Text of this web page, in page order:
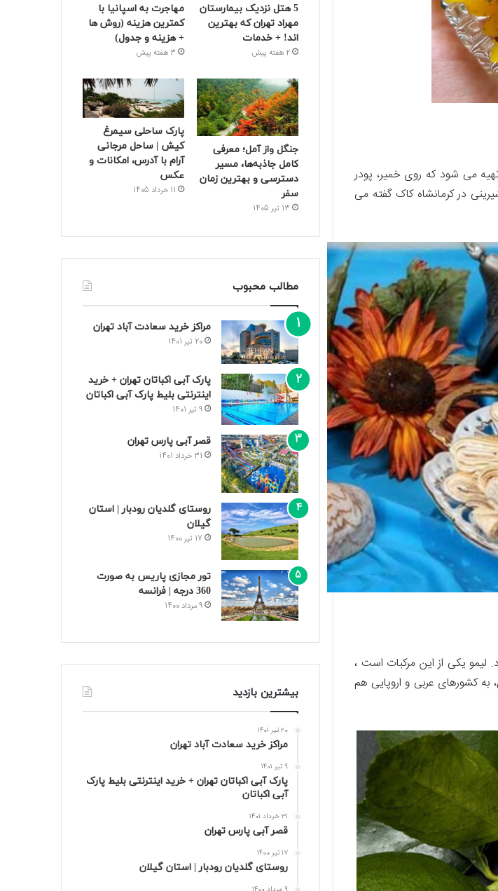
می شود که روی خمیر، پودر
در کرمانشاه کاک گفته می
لیمو یکی از این مرکبات است ،
کشورهای عربی و اروپایی هم
5 هتل نزدیک بیمارستان
مهراد تهران که بهترین‌
اند! + خدمات
2 هفته پیش
مهاجرت به اسپانیا با
کمترین هزینه (روش ها
+ هزینه و جدول)
3 هفته پیش
جنگل واز آمل؛ معرفی
کامل جاذبه‌ها، مسیر
دسترسی و بهترین زمان
سفر
13 تیر 1405
پارک ساحلی سیمرغ
کیش | ساحل مرجانی
آرام با آدرس، امکانات و
عکس
11 خرداد 1405
مطالب محبوب
مراکز خرید سعادت‌ آباد تهران
20 تیر 1401
پارک آبی اکباتان تهران + خرید
اینترنتی بلیط پارک آبی اکباتان
9 تیر 1401
قصر آبی پارس تهران
31 خرداد 1401
روستای گلدیان رودبار | استان
گیلان
17 تیر 1400
تور مجازی پاریس به صورت
360 درجه | فرانسه
9 مرداد 1400
بیشترین بازدید
20 تیر 1401
مراکز خرید سعادت‌ آباد تهران
9 تیر 1401
پارک آبی اکباتان تهران + خرید اینترنتی بلیط پارک
آبی اکباتان
31 خرداد 1401
قصر آبی پارس تهران
17 تیر 1400
روستای گلدیان رودبار | استان گیلان